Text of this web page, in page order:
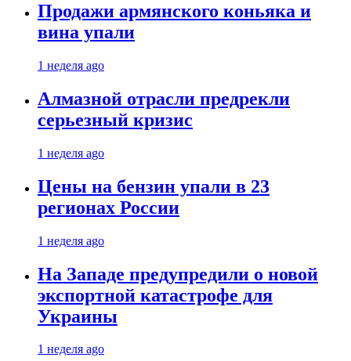
Продажи армянского коньяка и
вина упали
1 неделя ago
Алмазной отрасли предрекли
серьезный кризис
1 неделя ago
Цены на бензин упали в 23
регионах России
1 неделя ago
На Западе предупредили о новой
экспортной катастрофе для
Украины
1 неделя ago